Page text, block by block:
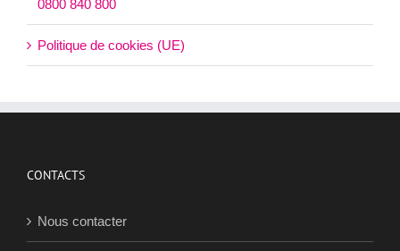
0800 840 800
Politique de cookies (UE)
CONTACTS
Nous contacter